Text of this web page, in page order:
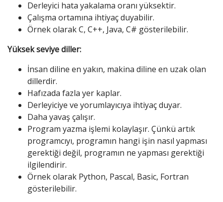
Derleyici hata yakalama oranı yüksektir.
Çalışma ortamına ihtiyaç duyabilir.
Örnek olarak C, C++, Java, C# gösterilebilir.
Yüksek seviye diller:
İnsan diline en yakın, makina diline en uzak olan
dillerdir.
Hafızada fazla yer kaplar.
Derleyiciye ve yorumlayıcıya ihtiyaç duyar.
Daha yavaş çalışır.
Program yazma işlemi kolaylaşır. Çünkü artık
programcıyı, programın hangi işin nasıl yapması
gerektiği değil, programın ne yapması gerektiği
ilgilendirir.
Örnek olarak Python, Pascal, Basic, Fortran
gösterilebilir.